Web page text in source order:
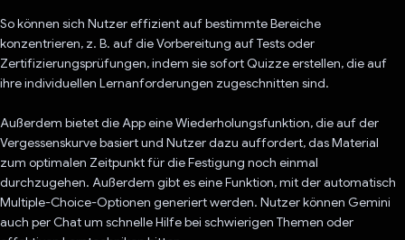
So können sich Nutzer effizient auf bestimmte Bereiche
konzentrieren, z. B. auf die Vorbereitung auf Tests oder
Zertifizierungsprüfungen, indem sie sofort Quizze erstellen, die auf
ihre individuellen Lernanforderungen zugeschnitten sind.
Außerdem bietet die App eine Wiederholungsfunktion, die auf der
Vergessenskurve basiert und Nutzer dazu auffordert, das Material
zum optimalen Zeitpunkt für die Festigung noch einmal
durchzugehen. Außerdem gibt es eine Funktion, mit der automatisch
Multiple-Choice-Optionen generiert werden. Nutzer können Gemini
auch per Chat um schnelle Hilfe bei schwierigen Themen oder